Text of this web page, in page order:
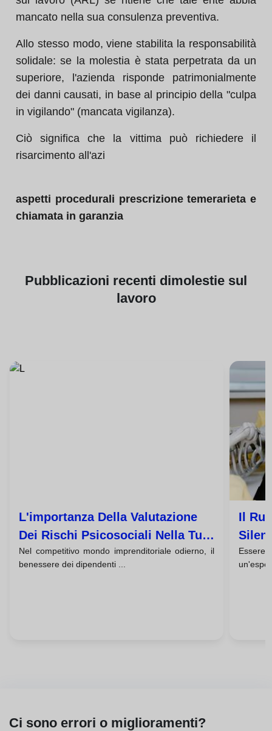
mancato nella sua consulenza preventiva.
Allo stesso modo, viene stabilita la responsabilità
solidale: se la molestia è stata perpetrata da un
superiore, l'azienda risponde patrimonialmente
dei danni causati, in base al principio della "culpa
in vigilando" (mancata vigilanza).
Ciò significa che la vittima può richiedere il
risarcimento all'azi
aspetti procedurali prescrizione temerarieta e
chiamata in garanzia
Pubblicazioni recenti dimolestie sul
lavoro
L'importanza Della Valutazione
Dei Rischi Psicosociali Nella Tua
Azienda
Nel competitivo mondo imprenditoriale odierno, il
benessere dei dipendenti ...
Il
Essere
Ci sono errori o miglioramenti?